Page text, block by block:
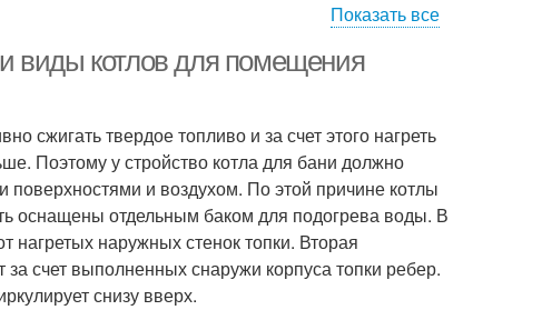
Показать все
виды котлов для помещения
сжигать твердое топливо и за счет этого нагреть
Поэтому у стройство котла для бани должно
и воздухом. По этой причине котлы
оснащены отдельным баком для подогрева воды. В
нагретых наружных стенок топки. Вторая
счет выполненных снаружи корпуса топки ребер.
снизу вверх.